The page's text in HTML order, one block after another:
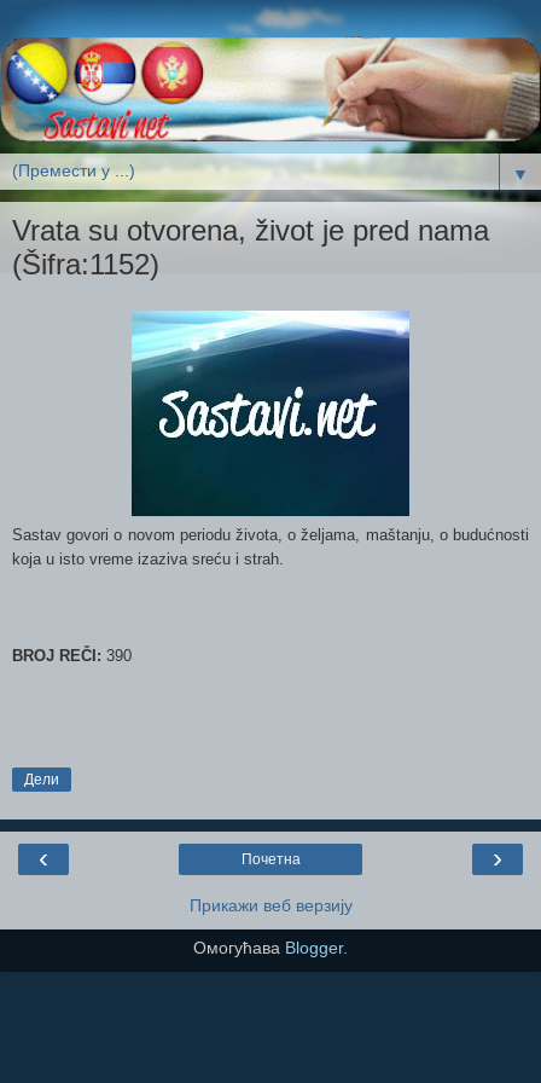
▼
Vrata su otvorena, život je pred nama
(Šifra:1152)
Sastav govori o novom periodu života, o željama, maštanju, o budućnosti
koja u isto vreme izaziva sreću i strah.
BROJ REČI: 390
Дели
‹ ›
Почетна
Прикажи веб верзију
Омогућава Blogger.